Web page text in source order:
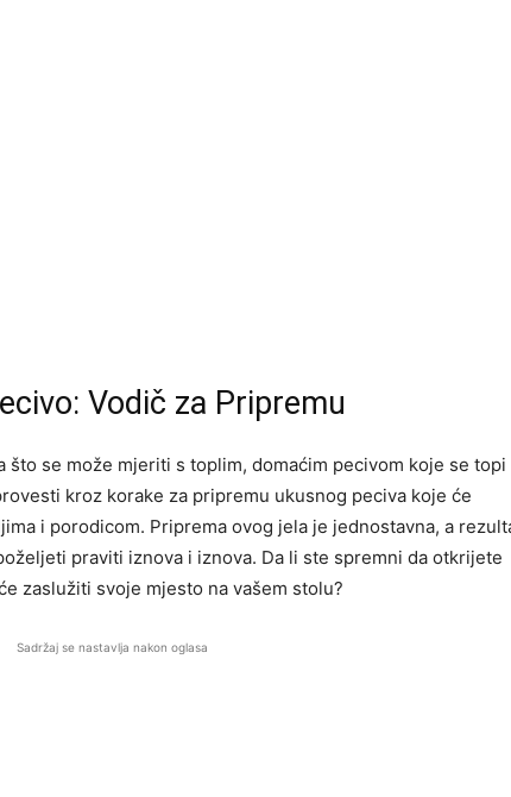
Vodič za Pripremu
se može mjeriti s toplim, domaćim pecivom koje se topi
kroz korake za pripremu ukusnog peciva koje će
i porodicom. Priprema ovog jela je jednostavna, a
praviti iznova i iznova. Da li ste spremni da otkrijete
zaslužiti svoje mjesto na vašem stolu?
Sadržaj se nastavlja nakon oglasa